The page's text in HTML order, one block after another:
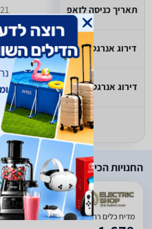
תאריך כניסה לזאפ
דירוג אנרגטי קודם
דירוג אנרגטי אירופאי
החנויות הכי זולות
4.9
(
481
)
מדיח כלים רחב אינטגרלי Normande נורמנדה ND-6015